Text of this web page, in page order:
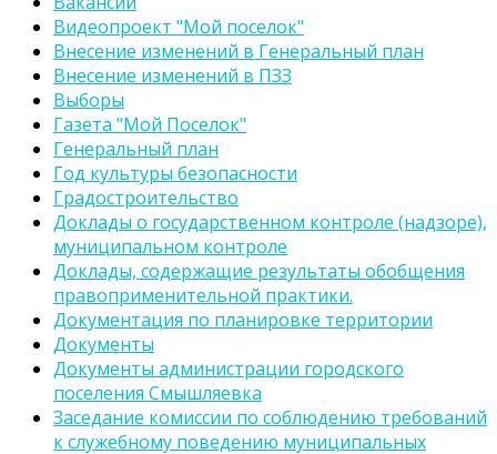
Видеопроект "Мой поселок"
Внесение изменений в Генеральный план
Внесение изменений в ПЗЗ
Выборы
Газета "Мой Поселок"
Генеральный план
Год культуры безопасности
Градостроительство
Доклады о государственном контроле (надзоре),
муниципальном контроле
Доклады, содержащие результаты обобщения
правоприменительной практики.
Документация по планировке территории
Документы
Документы администрации городского
поселения Смышляевка
Заседание комиссии по соблюдению требований
к служебному поведению муниципальных